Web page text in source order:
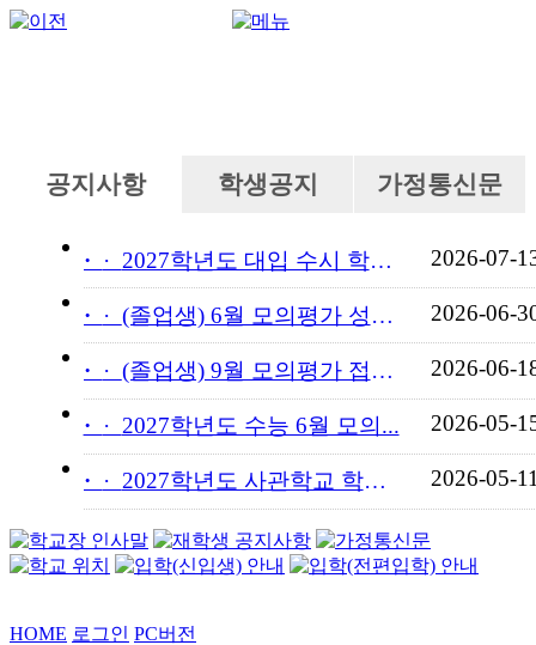
공지사항 학생공지 가정통신문
· 2027학년도 대입 수시 학교... 2026-07-
· (졸업생) 6월 모의평가 성적... 2026-06-
· (졸업생) 9월 모의평가 접수... 2026-06-
· 2027학년도 수능 6월 모의... 2026-05-
· 2027학년도 사관학교 학교장... 2026-05-
HOME 로그인 PC버전